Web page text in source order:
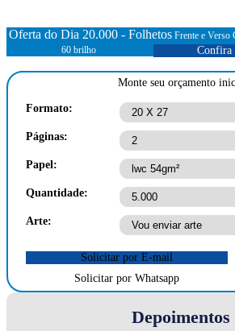
Oferta do Dia 20.000 - FolhetosFrente e Verso
60 brilho
Confira
Monte seu orçamento
Formato:
Páginas:
Papel:
Quantidade:
Arte:
Solicitar por E-mail
Solicitar por Whatsapp
Depoimentos